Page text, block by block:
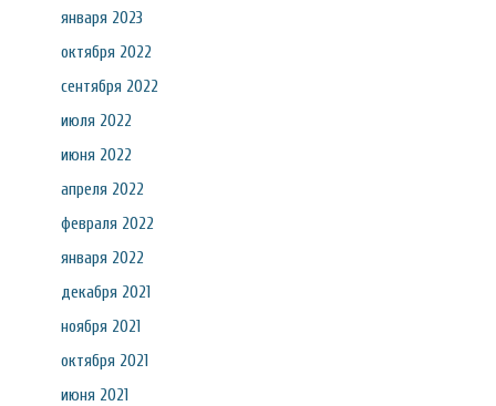
января 2023
октября 2022
сентября 2022
июля 2022
июня 2022
апреля 2022
февраля 2022
января 2022
декабря 2021
ноября 2021
октября 2021
июня 2021